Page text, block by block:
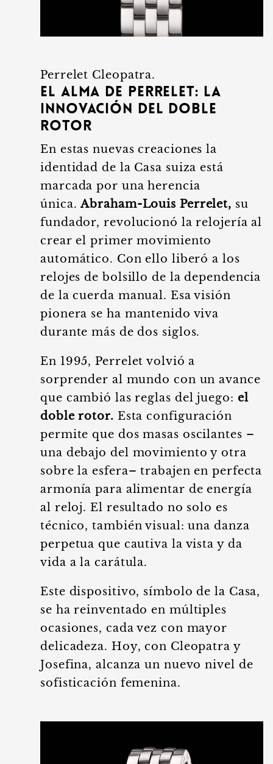
Perrelet Cleopatra.
El alma de Perrelet: la
innovación del doble
rotor
En estas nuevas creaciones la
identidad de la Casa suiza está
marcada por una herencia
única.Abraham-Louis Perrelet, su
fundador, revolucionó la relojería al
crear el primer movimiento
automático. Con ello liberó a los
relojes de bolsillo de la dependencia
de la cuerda manual. Esa visión
pionera se ha mantenido viva
durante más de dos siglos.
En 1995, Perrelet volvió a
sorprender al mundo con un avance
que cambió las reglas del juego: el
doble rotor. Esta configuración
permite que dos masas oscilantes –
una debajo del movimiento y otra
sobre la esfera– trabajen en perfecta
armonía para alimentar de energía
al reloj. El resultado no solo es
técnico, también visual: una danza
perpetua que cautiva la vista y da
vida a la carátula.
Este dispositivo, símbolo de la Casa,
se ha reinventado en múltiples
ocasiones, cada vez con mayor
delicadeza. Hoy, con Cleopatra y
Josefina, alcanza un nuevo nivel de
sofisticación femenina.